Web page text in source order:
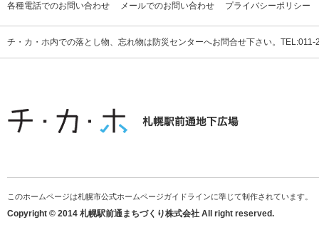
各種電話でのお問い合わせ
メールでのお問い合わせ プライバシーポリシー
チ・カ・ホ内での落とし物、忘れ物は防災センターへお問合せ下さい。
このホームページは札幌市公式ホームページガイドラインに準じて制作されています。
Copyright © 2014 札幌駅前通まちづくり株式会社 All right reserved.